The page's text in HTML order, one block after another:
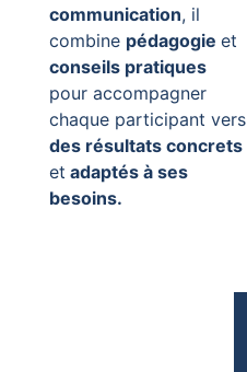
communication, il
combine pédagogie et
conseils pratiques
pour accompagner
chaque participant vers
des résultats concrets
et adaptés à ses
besoins.